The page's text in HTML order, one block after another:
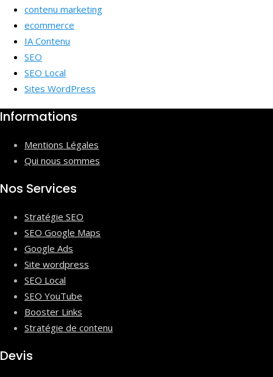
contenu marketing
ecommerce
IA Contenu
SEO
SEO Local
Sites WordPress
Informations
Mentions Légales
Qui nous sommes
Nos Services
Stratégie SEO
SEO Google Maps
Google Ads
Site wordpress
SEO Local
SEO YouTube
Booster Links
Stratégie de contenu
Devis